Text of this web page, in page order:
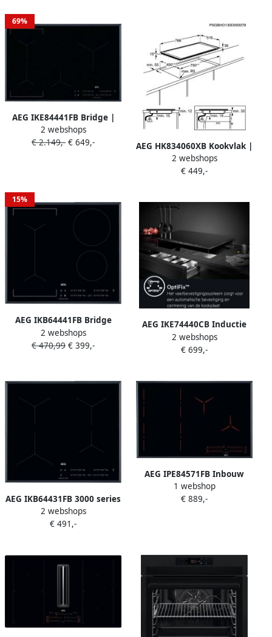
69%
AEG IKE84441FB Bridge |
Inductiekookplaten |
Keuken&Koken Kookplaten
2 webshops
€ 2.149,- € 649,-
AEG HK834060XB Kookvlak |
Vitrokeramische kookplaten
| Keuken&Koken
2 webshops
€ 449,-
15%
AEG IKB64441FB Bridge
Hob2Hood 60 cm inductie
kookplaat
2 webshops
€ 470,99 € 399,-
AEG IKE74440CB Inductie
inbouwkookplaat 2 fasen
snoer zonder stekker
2 webshops
€ 699,-
AEG IKB64431FB 3000 series
inductie kookplaat (inbouw)
2 webshops
€ 491,-
AEG IPE84571FB Inbouw
elektrische kookplaat 4
kookzones Keramisch glas
1 webshop
€ 889,-